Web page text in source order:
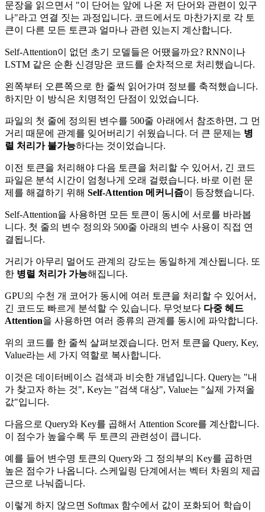
문장을 읽으면서 "이 단어는 앞에 나온 저 단어와 관련이 있구
나"라고 연결 짓는 과정입니다. 코드에서도 마찬가지로 각 토
큰이 다른 모든 토큰과 얼마나 관련 있는지 계산합니다.
Self-Attention이 없던 초기 모델들은 어땠을까요? RNN이나
LSTM 같은 순환 신경망은 코드를 순차적으로 처리했습니다.
왼쪽부터 오른쪽으로 한 줄씩 읽어가며 정보를 축적했습니다.
하지만 이 방식은 치명적인 단점이 있었습니다.
파일의 첫 줄에 정의된 변수를 500줄 아래에서 참조하면, 그 먼
거리 때문에 관계를 잊어버리기 쉬웠습니다. 더 큰 문제는 병
렬 처리가 불가능하다는 것이었습니다.
이전 토큰을 처리해야 다음 토큰을 처리할 수 있어서, 긴 코드
파일은 분석 시간이 엄청나게 오래 걸렸습니다. 바로 이런 문
제를 해결하기 위해 Self-Attention 메커니즘이 등장했습니다.
Self-Attention을 사용하면 모든 토큰이 동시에 서로를 바라봅
니다. 첫 줄의 변수 정의와 500줄 아래의 변수 사용이 직접 연
결됩니다.
거리가 아무리 멀어도 관계의 강도는 동일하게 계산됩니다. 또
한 병렬 처리가 가능해집니다.
GPU의 수천 개 코어가 동시에 여러 토큰을 처리할 수 있어서,
긴 코드도 빠르게 분석할 수 있습니다. 무엇보다 다중 헤드
Attention을 사용하면 여러 종류의 관계를 동시에 파악합니다.
위의 코드를 한 줄씩 살펴보겠습니다. 먼저 토큰을 Query, Key,
Value라는 세 가지 역할로 복사합니다.
이것은 데이터베이스 검색과 비슷한 개념입니다. Query는 "내
가 찾고자 하는 것", Key는 "검색 대상", Value는 "실제 가져올
값"입니다.
다음으로 Query와 Key를 곱해서 Attention Score를 계산합니다.
이 점수가 높을수록 두 토큰의 관련성이 큽니다.
예를 들어 변수명 토큰의 Query와 그 정의부의 Key를 곱하면
높은 점수가 나옵니다. 스케일링 단계에서는 벡터 차원의 제곱
근으로 나눠줍니다.
이렇게 하지 않으면 Softmax 함수에서 값이 포화되어 학습이